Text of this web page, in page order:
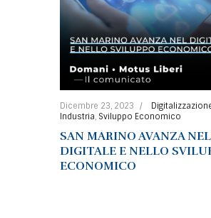
Dicembre 23, 2023
Industria, Sviluppo Economico
SAN MARINO AVANZA NEL
DIGITALE E NELLO
ECONOMICO